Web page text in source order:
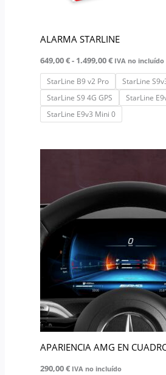
ALARMA STARLINE
649,00€- 1.499,00€ IVA no incluído
StarLine B9 v2 Pro
StarLine
StarLine S9 4G GPS
StarLine
StarLine E9v3 Mini 0
página
de
producto
APARIENCIA AMG EN
290,00€ IVA no incluído